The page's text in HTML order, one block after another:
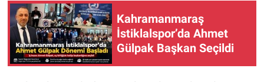
Kahramanmaraş
İstiklalspor’da Ahmet
Gülpak Başkan Seçildi